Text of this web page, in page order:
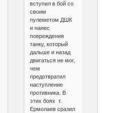
вступил в бой со
своим
пулеметом ДШК
и нанес
повреждения
танку, который
дальше и назад
двигаться не мог,
чем
предотвратил
наступление
противника. В
этих боях т.
Ермолаев сразил